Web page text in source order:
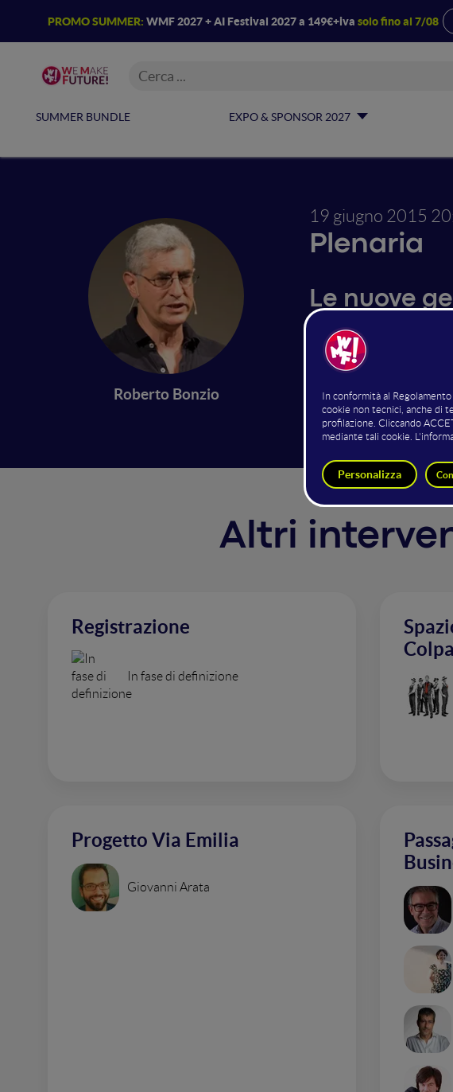
PROMO SUMMER: WMF 2027 + AI Festival 2027 a 149€+iva solo fino al 7/08
SUMMER BUNDLE EXPO & SPONSOR 2027
Roberto Bonzio
19 giugno 2015
Plenaria
Le nuove
del web: il
I ragazzi della
Altri
Registrazione
In fase di definizione
Colpa
Progetto Via Emilia
Giovanni Arata